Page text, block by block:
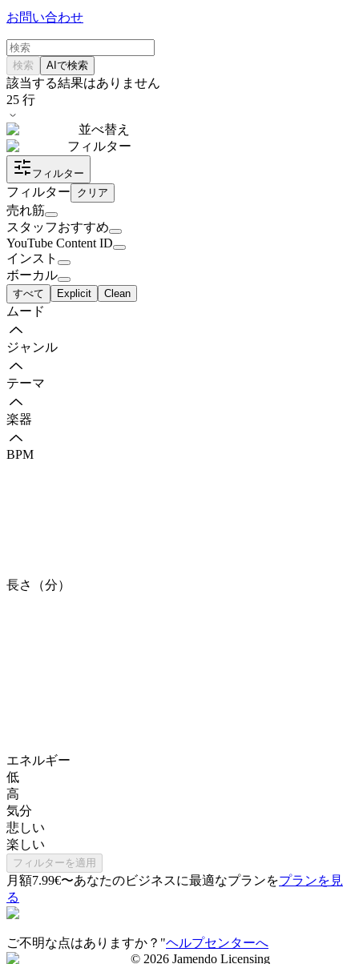
お問い合わせ
検索 AIで検索
該当する結果はありません
25 行
並べ替え
フィルター
フィルター
フィルター クリア
売れ筋
スタッフおすすめ
YouTube Content ID
インスト
ボーカル
すべて Explicit Clean
ムード
ジャンル
テーマ
楽器
BPM
長さ（分）
エネルギー
低
高
気分
悲しい
楽しい
フィルターを適用
月額7.99€〜あなたのビジネスに最適なプランをプランを見
る
ご不明な点はありますか？"ヘルプセンターへ
© 2026 Jamendo Licensing